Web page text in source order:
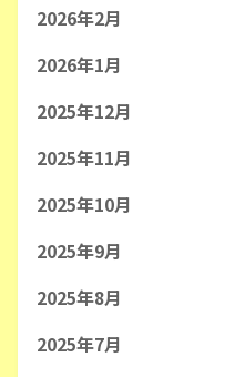
2026年2月
2026年1月
2025年12月
2025年11月
2025年10月
2025年9月
2025年8月
2025年7月